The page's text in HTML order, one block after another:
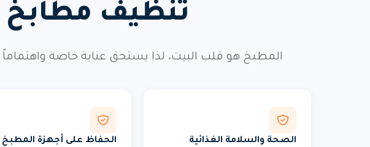
تنظيف مطابخ
المطبخ هو قلب البيت، لذا يستحق عناية خاصة
الصحة والسلامة الغذائية الحفاظ على أجهزة المطبخ